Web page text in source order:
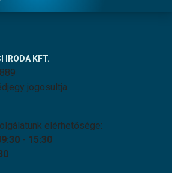
IRODA KFT.
jogosultja.
elérhetősége:
- 15:30